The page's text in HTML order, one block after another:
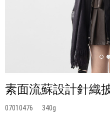
素面流蘇設計針織
07010476 340